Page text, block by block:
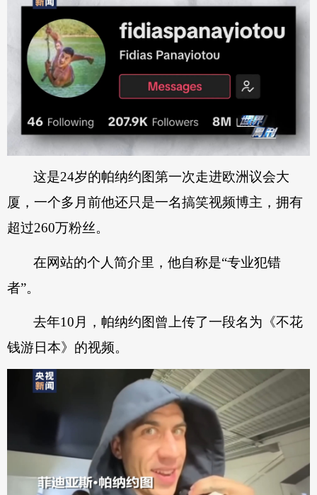
这是24岁的帕纳约图第一次走进欧洲议会大
厦，一个多月前他还只是一名搞笑视频博主，拥有
超过260万粉丝。
在网站的个人简介里，他自称是“专业犯错
者”。
去年10月，帕纳约图曾上传了一段名为《不花
钱游日本》的视频。